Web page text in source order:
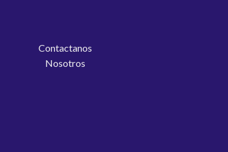
Contactanos
Nosotros